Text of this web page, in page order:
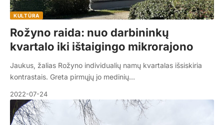
KULTŪRA
Rožyno raida: nuo darbininkų
kvartalo iki ištaigingo mikrorajono
Jaukus, žalias Rožyno individualių namų kvartalas išsiskiria
kontrastais. Greta pirmųjų jo medinių…
2022-07-24